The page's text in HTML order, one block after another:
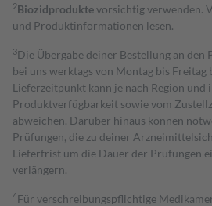
2Biozidproduktevorsichtig verwenden.
und Produktinformationen lesen.
3Die Übergabe deiner Bestellung an
bei uns werktags von Montag bis Freitag
Lieferzeitpunkt kann je nach Region und
Produktverfügbarkeit sowie vom
abweichen. Darüber hinaus können
Prüfungen, die zu deiner
Lieferfrist um die Dauer der Prüfungen
verlängern.
4Für verschreibungspflichtige